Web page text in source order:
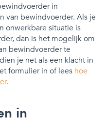
in
van bewindvoerder. Als je
onwerkbare situatie is
dan is het mogelijk om
bewindvoerder te
je net als een klacht in
formulier in of lees hoe
in